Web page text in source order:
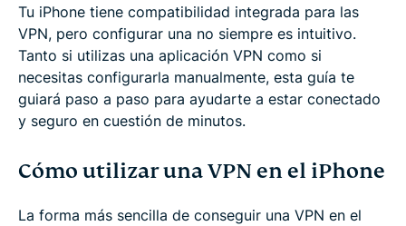
Tu iPhone tiene compatibilidad integrada para las
VPN, pero configurar una no siempre es intuitivo.
Tanto si utilizas una aplicación VPN como si
necesitas configurarla manualmente, esta guía te
guiará paso a paso para ayudarte a estar conectado
y seguro en cuestión de minutos.
Cómo utilizar una VPN en el iPhone
La forma más sencilla de conseguir una VPN en el